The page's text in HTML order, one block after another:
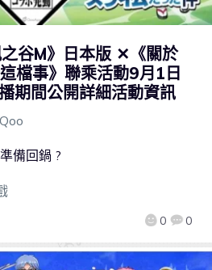
之谷M》日本版 ✕《關於
檔事》聯乘活動9月1日
期間公開詳細活動資訊
0 0
備回鍋 ?